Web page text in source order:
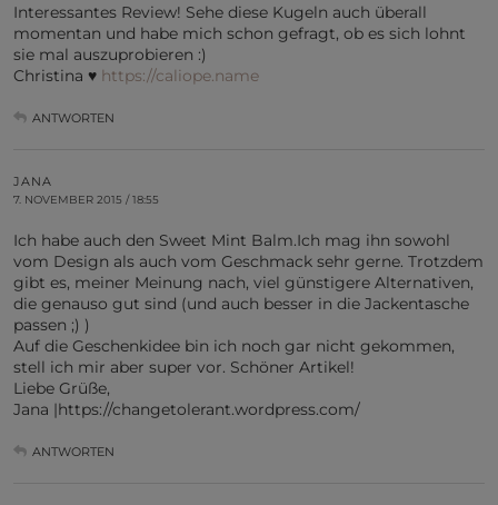
Interessantes Review! Sehe diese Kugeln auch überall
momentan und habe mich schon gefragt, ob es sich lohnt
sie mal auszuprobieren :)
Christina ♥ https://caliope.name
ANTWORTEN
JANA
7. NOVEMBER 2015 / 18:55
Ich habe auch den Sweet Mint Balm.Ich mag ihn sowohl
vom Design als auch vom Geschmack sehr gerne. Trotzdem
gibt es, meiner Meinung nach, viel günstigere Alternativen,
die genauso gut sind (und auch besser in die Jackentasche
passen ;) )
Auf die Geschenkidee bin ich noch gar nicht gekommen,
stell ich mir aber super vor. Schöner Artikel!
Liebe Grüße,
Jana |https://changetolerant.wordpress.com/
ANTWORTEN